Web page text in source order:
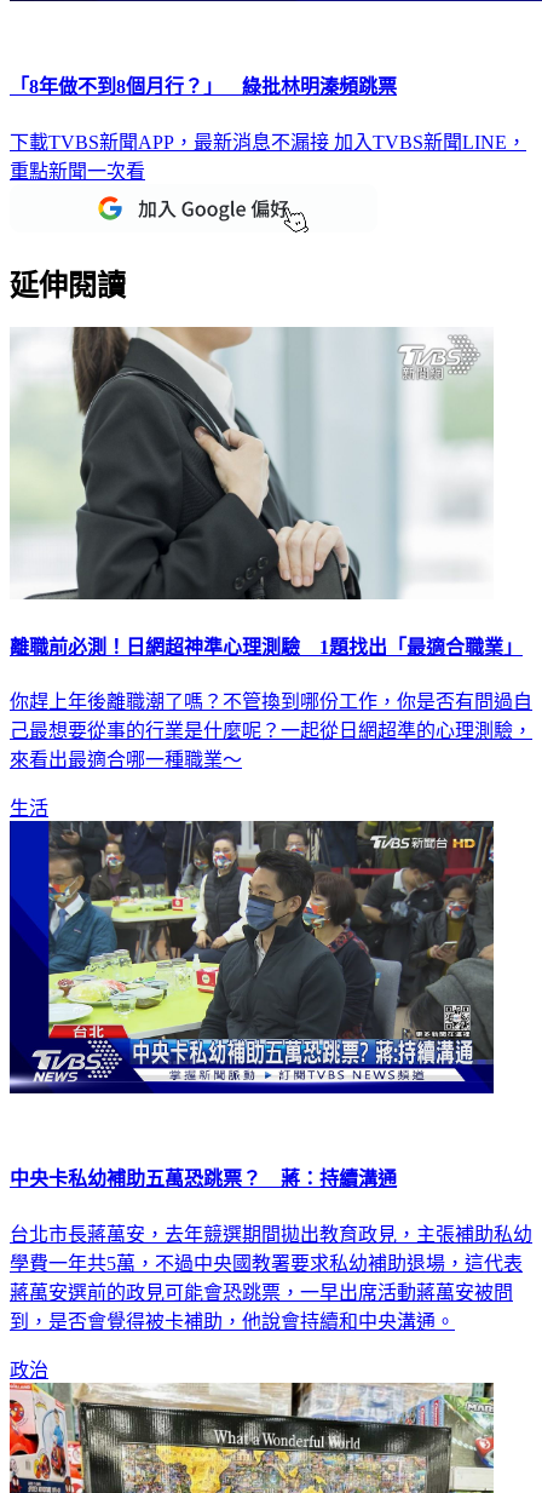
「8年做不到8個月行？」 綠批林明溱頻跳票
下載TVBS新聞APP，最新消息不漏接 加入TVBS新聞LINE，
重點新聞一次看
延伸閱讀
離職前必測！日網超神準心理測驗 1題找出「最適合職業」
你趕上年後離職潮了嗎？不管換到哪份工作，你是否有問過自
己最想要從事的行業是什麼呢？一起從日網超準的心理測驗，
來看出最適合哪一種職業～
生活
中央卡私幼補助五萬恐跳票？ 蔣：持續溝通
台北市長蔣萬安，去年競選期間拋出教育政見，主張補助私幼
學費一年共5萬，不過中央國教署要求私幼補助退場，這代表
蔣萬安選前的政見可能會恐跳票，一早出席活動蔣萬安被問
到，是否會覺得被卡補助，他說會持續和中央溝通。
政治